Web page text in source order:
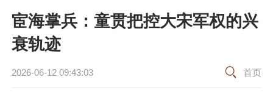
宦海掌兵：童贯把控大宋军权的兴
衰轨迹
2026-06-12 09:43:03 首页